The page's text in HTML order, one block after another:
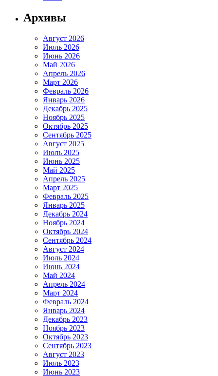
Архивы
Август 2026
Июль 2026
Июнь 2026
Май 2026
Апрель 2026
Март 2026
Февраль 2026
Январь 2026
Декабрь 2025
Ноябрь 2025
Октябрь 2025
Сентябрь 2025
Август 2025
Июль 2025
Июнь 2025
Май 2025
Апрель 2025
Март 2025
Февраль 2025
Январь 2025
Декабрь 2024
Ноябрь 2024
Октябрь 2024
Сентябрь 2024
Август 2024
Июль 2024
Июнь 2024
Май 2024
Апрель 2024
Март 2024
Февраль 2024
Январь 2024
Декабрь 2023
Ноябрь 2023
Октябрь 2023
Сентябрь 2023
Август 2023
Июль 2023
Июнь 2023